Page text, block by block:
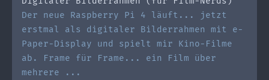
Der neue Raspberry Pi 4 läuft... jetzt
erstmal als digitaler Bilderrahmen mit e-
Paper-Display und spielt mir Kino-Filme
ab. Frame für Frame... ein Film über
mehrere ...